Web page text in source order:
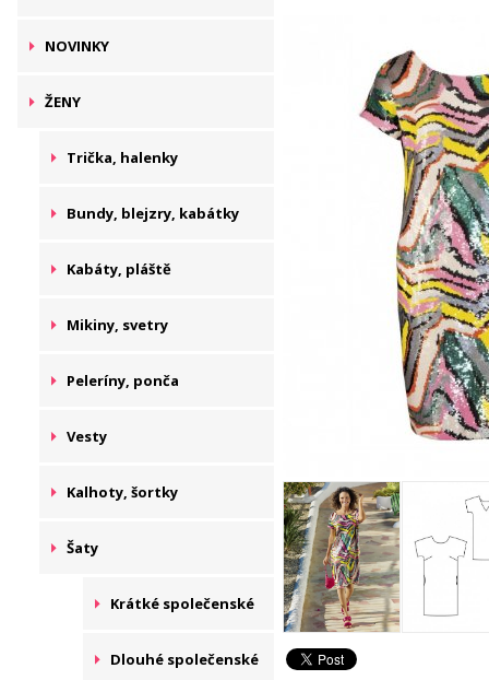
NOVINKY
ŽENY
Trička, halenky
Bundy, blejzry, kabátky
Kabáty, pláště
Mikiny, svetry
Peleríny, ponča
Vesty
Kalhoty, šortky
Šaty
Krátké společenské
Dlouhé společenské